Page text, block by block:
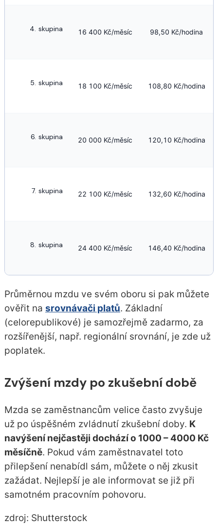
skupina 16 400 Kč/měsíc 98,50 Kč/hodina
skupina 18 100 Kč/měsíc 108,80 Kč/hodina
skupina 20 000 Kč/měsíc 120,10 Kč/hodina
skupina 22 100 Kč/měsíc 132,60 Kč/hodina
skupina 24 400 Kč/měsíc 146,40 Kč/hodina
Průměrnou mzdu ve svém oboru si pak můžete
ověřit na srovnávači platů. Základní
(celorepublikové) je samozřejmě zadarmo, za
rozšířenější, např. regionální srovnání, je zde už
poplatek.
Zvýšení mzdy po zkušební době
Mzda se zaměstnancům velice často zvyšuje
už po úspěšném zvládnutí zkušební doby. K
navýšení nejčastěji dochází o 1000 – 4000 Kč
měsíčně. Pokud vám zaměstnavatel toto
přilepšení nenabídl sám, můžete o něj zkusit
zažádat. Nejlepší je ale informovat se již při
samotném pracovním pohovoru.
zdroj: Shutterstock